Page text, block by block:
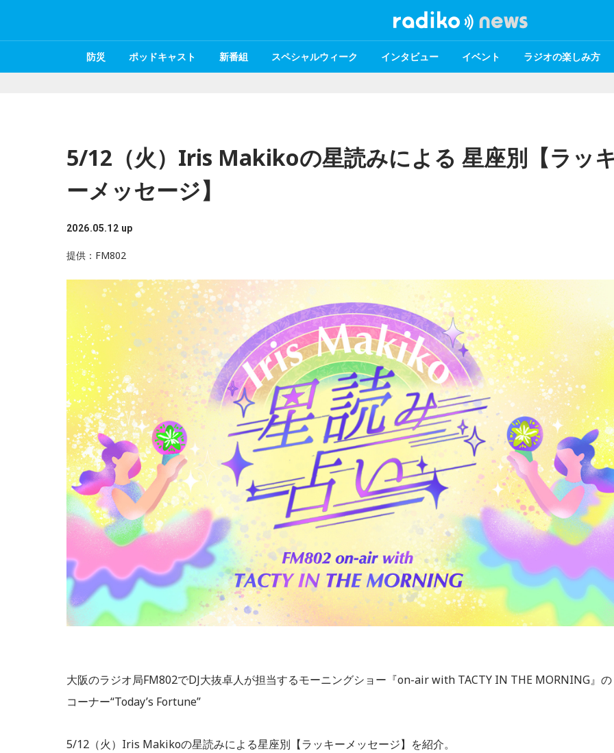
防災 ポッドキャスト 新番組 スペシャルウィーク インタビュー イベント ラジオの楽しみ方
5/12（火）Iris Makikoの星読みによる 星座別【ラッ
ーメッセージ】
2026.05.12 up
提供：FM802
大阪のラジオ局FM802でDJ大抜卓人が担当するモーニングショー『on-air with TACTY IN THE MORNING』の
コーナー“Today’s Fortune”
5/12（火）Iris Makikoの星読みによる星座別【ラッキーメッセージ】を紹介。